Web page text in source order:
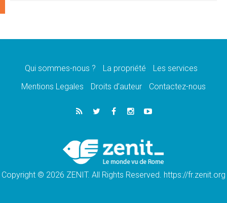
07.08.2026
07.08.2026
de l'Assomption et mémoire nationale
«La paix commence par l'empathie» estime
le cardinal Parolin
En Colombie, «la paix ne s'achète pas avec
une signature»
Qui sommes-nous ? La propriété
Les services
Mentions Legales
Droits d’auteur Contactez-nous
Copyright © 2026 ZENIT. All Rights Reserved. https://fr.zenit.org